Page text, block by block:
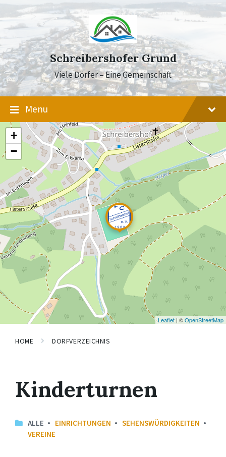
content
main
navigation
footer
Schreibershofer Grund
Viele Dörfer – Eine Gemeinschaft
Menu
+
−
Leaflet | ©OpenStreetMap
HOME DORFVERZEICHNIS
Kinderturnen
ALLE EINRICHTUNGEN
SEHENSWÜRDIGKEITEN
VEREINE